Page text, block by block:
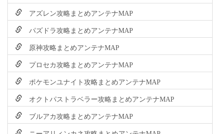
アズレン攻略まとめアンテナMAP
パズドラ攻略まとめアンテナMAP
原神攻略まとめアンテナMAP
プロセカ攻略まとめアンテナMAP
ポケモンユナイト攻略まとめアンテナMAP
オクトパストラベラー攻略まとめアンテナMAP
ブルアカ攻略まとめアンテナMAP